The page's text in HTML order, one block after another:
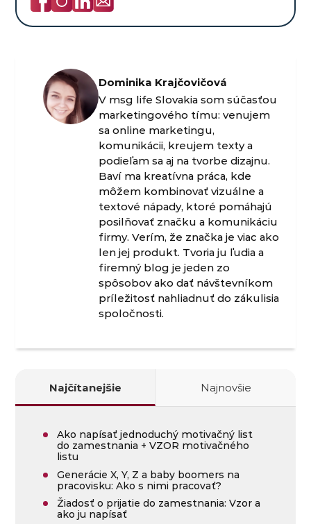
Dominika Krajčovičová
V msg life Slovakia som súčasťou
marketingového tímu: venujem
sa online marketingu,
komunikácii, kreujem texty a
podieľam sa aj na tvorbe dizajnu.
Baví ma kreatívna práca, kde
môžem kombinovať vizuálne a
textové nápady, ktoré pomáhajú
posilňovať značku a komunikáciu
firmy. Verím, že značka je viac ako
len jej produkt. Tvoria ju ľudia a
firemný blog je jeden zo
spôsobov ako dať návštevníkom
príležitosť nahliadnuť do zákulisia
spoločnosti.
Najčítanejšie Najnovšie
Ako napísať jednoduchý motivačný list
do zamestnania + VZOR motivačného
listu
Generácie X, Y, Z a baby boomers na
pracovisku: Ako s nimi pracovať?
Žiadosť o prijatie do zamestnania: Vzor a
ako ju napísať